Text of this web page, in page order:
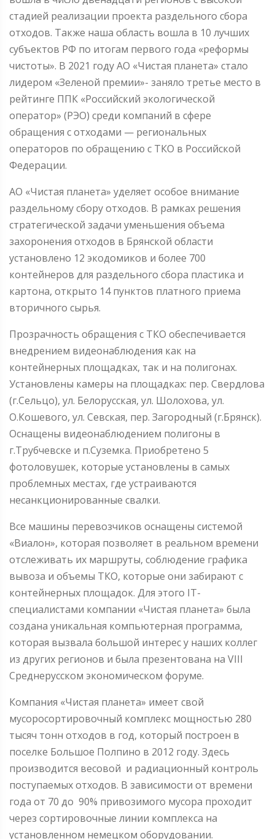
стадией реализации проекта раздельного сбора
отходов. Также наша область вошла в 10 лучших
субъектов РФ по итогам первого года «реформы
чистоты». В 2021 году АО «Чистая планета» стало
лидером «Зеленой премии»- заняло третье место в
рейтинге ППК «Российский экологической
оператор» (РЭО) среди компаний в сфере
обращения с отходами — региональных
операторов по обращению с ТКО в Российской
Федерации.
АО «Чистая планета» уделяет особое внимание
раздельному сбору отходов. В рамках решения
стратегической задачи уменьшения объема
захоронения отходов в Брянской области
установлено 12 экодомиков и более 700
контейнеров для раздельного сбора пластика и
картона, открыто 14 пунктов платного приема
вторичного сырья.
Прозрачность обращения с ТКО обеспечивается
внедрением видеонаблюдения как на
контейнерных площадках, так и на полигонах.
Установлены камеры на площадках: пер. Свердлова
(г.Сельцо), ул. Белорусская, ул. Шолохова, ул.
О.Кошевого, ул. Севская, пер. Загородный (г.Брянск).
Оснащены видеонаблюдением полигоны в
г.Трубчевске и п.Суземка. Приобретено 5
фотоловушек, которые установлены в самых
проблемных местах, где устраиваются
несанкционированные свалки.
Все машины перевозчиков оснащены системой
«Виалон», которая позволяет в реальном времени
отслеживать их маршруты, соблюдение графика
вывоза и объемы ТКО, которые они забирают с
контейнерных площадок. Для этого IT-
специалистами компании «Чистая планета» была
создана уникальная компьютерная программа,
которая вызвала большой интерес у наших коллег
из других регионов и была презентована на VIII
Среднерусском экономическом форуме.
Компания «Чистая планета» имеет свой
мусоросортировочный комплекс мощностью 280
тысяч тонн отходов в год, который построен в
поселке Большое Полпино в 2012 году. Здесь
производится весовой и радиационный контроль
поступаемых отходов. В зависимости от времени
года от 70 до 90% привозимого мусора проходит
через сортировочные линии комплекса на
установленном немецком оборудовании.